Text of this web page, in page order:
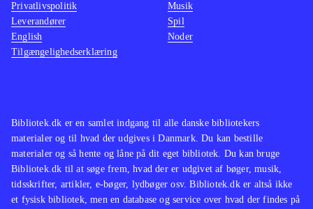
Bibliotek.dk er en samlet indgang til alle danske bibliotekers
materialer og til hvad der udgives i Danmark. Du kan bestille
materialer og så hente og låne på dit eget bibliotek. Du kan bruge
Bibliotek.dk til at søge frem, hvad der er udgivet af bøger, musik,
tidsskrifter, artikler, e-bøger, lydbøger osv. Bibliotek.dk er altså ikke
et fysisk bibliotek, men en database og service over hvad der findes på
Privatlivspolitik
Leverandører
English
Tilgængelighedserklæring
Musik
Spil
Noder